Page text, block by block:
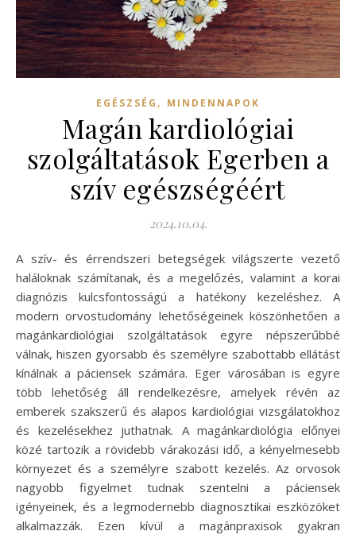
EGÉSZSÉG , MINDENNAPOK
Magán kardiológiai
szolgáltatások Egerben a
szív egészségéért
2024.10.04.
A szív- és érrendszeri betegségek világszerte vezető
haláloknak számítanak, és a megelőzés, valamint a korai
diagnózis kulcsfontosságú a hatékony kezeléshez. A
modern orvostudomány lehetőségeinek köszönhetően a
magánkardiológiai szolgáltatások egyre népszerűbbé
válnak, hiszen gyorsabb és személyre szabottabb ellátást
kínálnak a páciensek számára. Eger városában is egyre
több lehetőség áll rendelkezésre, amelyek révén az
emberek szakszerű és alapos kardiológiai vizsgálatokhoz
és kezelésekhez juthatnak. A magánkardiológia előnyei
közé tartozik a rövidebb várakozási idő, a kényelmesebb
környezet és a személyre szabott kezelés. Az orvosok
nagyobb figyelmet tudnak szentelni a páciensek
igényeinek, és a legmodernebb diagnosztikai eszközöket
alkalmazzák. Ezen kívül a magánpraxisok gyakran